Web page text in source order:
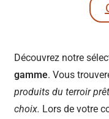
Découvrez notre
gamme. Vous
produits du terroir
choix. Lors de votre